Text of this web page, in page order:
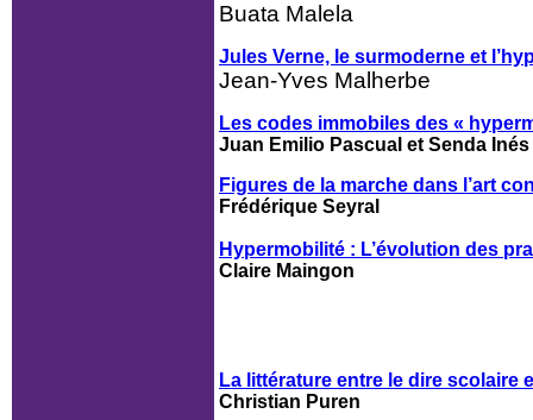
Buata Malela
Jules Verne, le surmoderne et
Jean-Yves Malherbe
Les codes immobiles des «
Juan Emilio Pascual et Senda
Figures de la marche dans l’art
Frédérique Seyral
Hypermobilité : L’évolution des
Claire Maingon
La littérature entre le dire scolaire
Christian Puren